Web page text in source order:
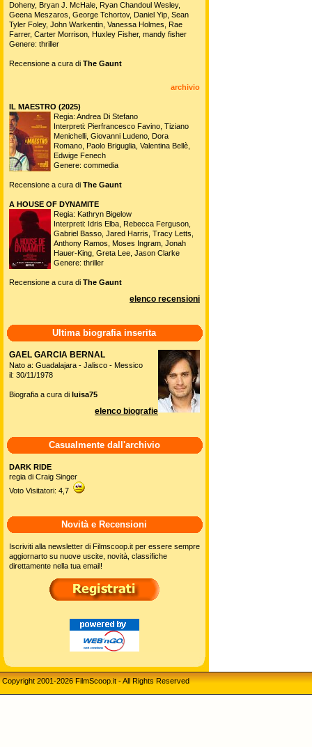
Doheny, Bryan J. McHale, Ryan Chandoul Wesley,
Geena Meszaros, George Tchortov, Daniel Yip, Sean
Tyler Foley, John Warkentin, Vanessa Holmes, Rae
Farrer, Carter Morrison, Huxley Fisher, mandy fisher
Genere: thriller
Recensione a cura di The Gaunt
archivio
IL MAESTRO (2025)
Regia: Andrea Di Stefano
Interpreti: Pierfrancesco Favino, Tiziano
Menichelli, Giovanni Ludeno, Dora
Romano, Paolo Briguglia, Valentina Bellè,
Edwige Fenech
Genere: commedia
Recensione a cura di The Gaunt
A HOUSE OF DYNAMITE
Regia: Kathryn Bigelow
Interpreti: Idris Elba, Rebecca Ferguson,
Gabriel Basso, Jared Harris, Tracy Letts,
Anthony Ramos, Moses Ingram, Jonah
Hauer-King, Greta Lee, Jason Clarke
Genere: thriller
Recensione a cura di The Gaunt
elenco recensioni
Ultima biografia inserita
GAEL GARCIA BERNAL
Nato a: Guadalajara - Jalisco - Messico
il: 30/11/1978
Biografia a cura di luisa75
elenco biografie
Casualmente dall'archivio
DARK RIDE
regia di Craig Singer
Voto Visitatori: 4,7
Novità e Recensioni
Iscriviti alla newsletter di Filmscoop.it per essere sempre
aggiornarto su nuove uscite, novità, classifiche
direttamente nella tua email!
Copyright 2001-2026 FilmScoop.it - All Rights Reserved